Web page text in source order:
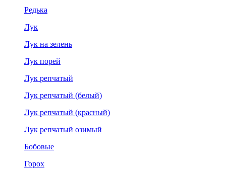
Редька
Лук
Лук на зелень
Лук порей
Лук репчатый
Лук репчатый (белый)
Лук репчатый (красный)
Лук репчатый озимый
Бобовые
Горох